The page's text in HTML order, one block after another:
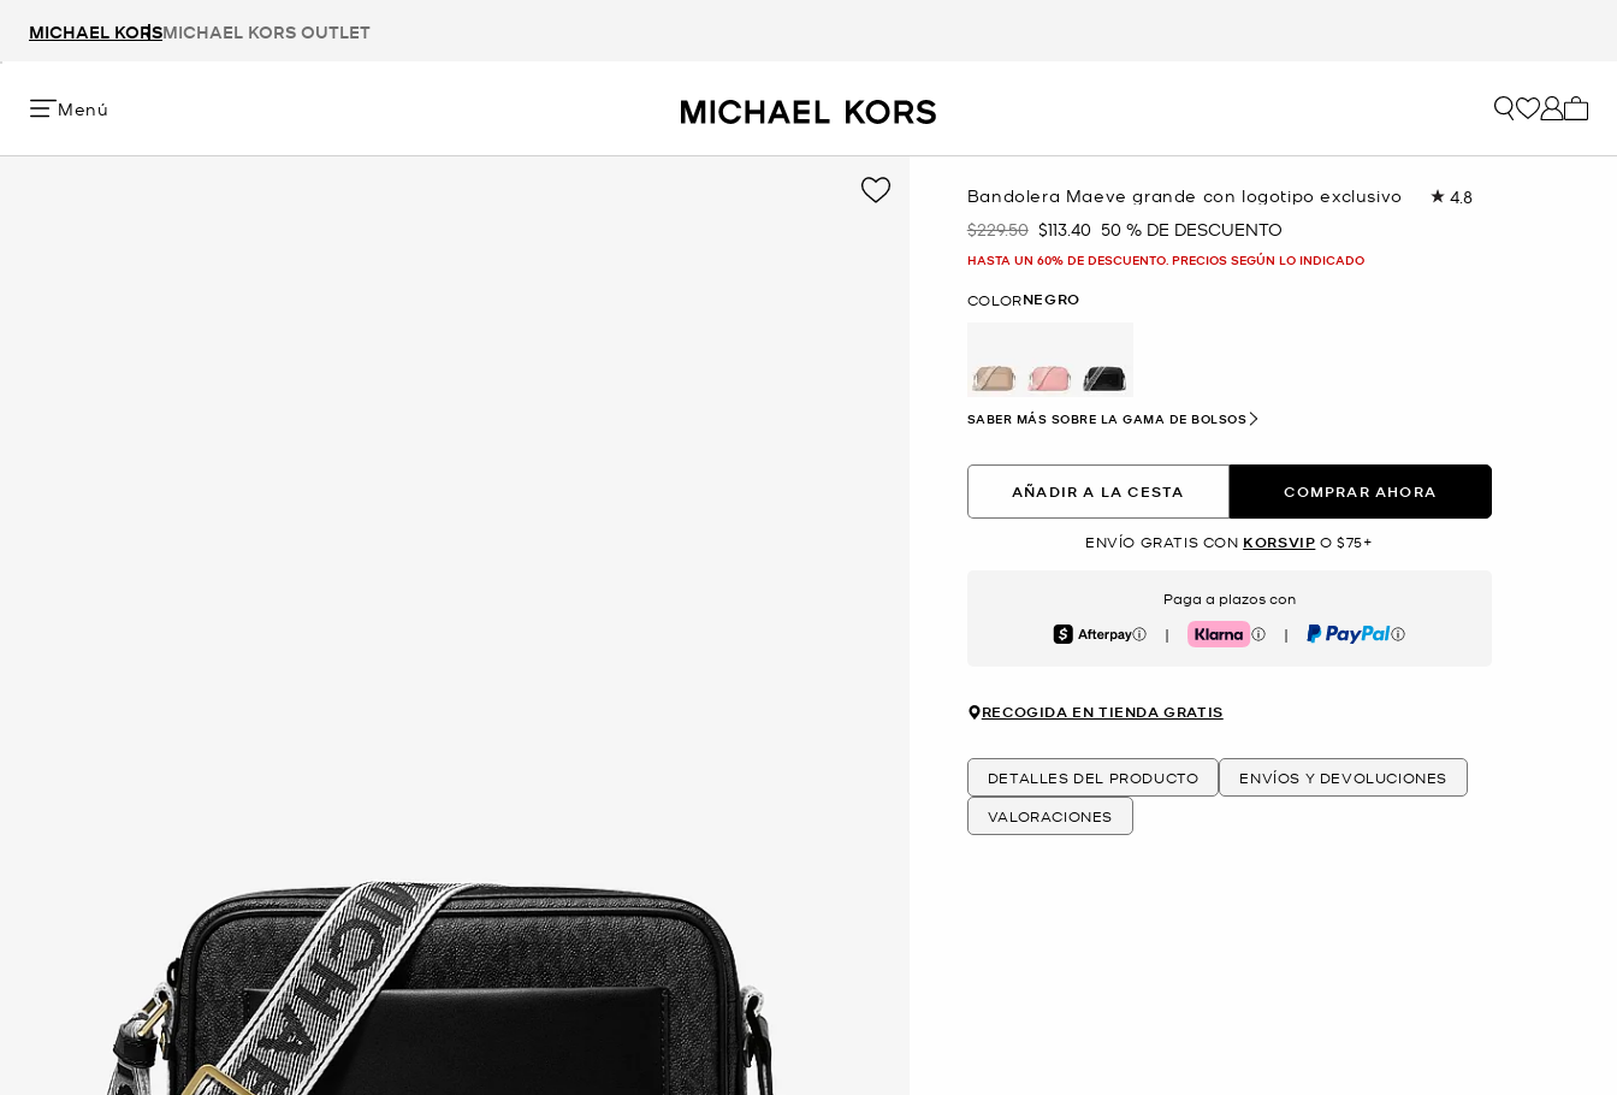
MICHAEL KORSMICHAEL KORS OUTLET
Menú
Bandolera Maeve grande con logotipo exclusivo 4.8Lea
Era
$229.50 Ahora
$113.40 50 % DE DESCUENTO
HASTA UN 60% DE DESCUENTO. PRECIOS SEGÚN LO INDICADO
COLORNEGRO
selected
SABER MÁS SOBRE LA GAMA DE BOLSOS
AÑADIR A LA CESTA COMPRAR AHORA
ENVÍO GRATIS CON KORSVIP O $75+
Paga a plazos con
Afterpay | Klarna | PayPal
RECOGIDA EN TIENDA GRATIS
DETALLES DEL PRODUCTO
ENVÍOS Y DEVOLUCIONES
VALORACIONES